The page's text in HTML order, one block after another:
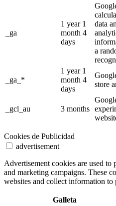
_ga
1 year 1
month 4
days
data
a
_ga_*
1 year 1
month 4
days
store
_gcl_au 3 months
Cookies de Publicidad
advertisement
Advertisement cookies are used
and marketing campaigns. These
websites and collect information to
Galleta